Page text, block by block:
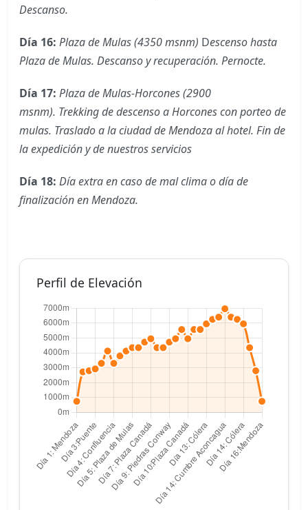
Descanso.
Día 16: Plaza de Mulas (4350 msnm) Descenso hasta
Plaza de Mulas. Descanso y recuperación. Pernocte.
Día 17: Plaza de Mulas-Horcones (2900
msnm). Trekking de descenso a Horcones con porteo de
mulas. Traslado a la ciudad de Mendoza al hotel. Fin de
la expedición y de nuestros servicios
Día 18: Día extra en caso de mal clima o día de
finalización en Mendoza.
Perfil de Elevación